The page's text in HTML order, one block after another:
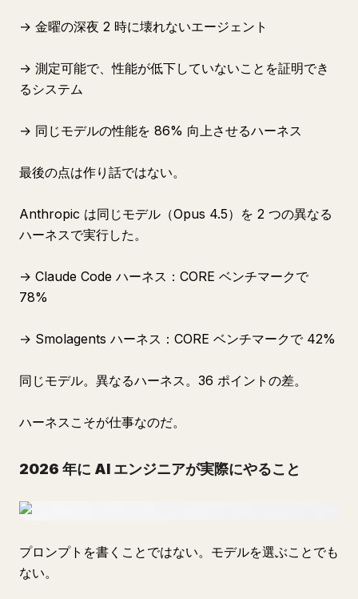
→ 金曜の深夜 2 時に壊れないエージェント
→ 測定可能で、性能が低下していないことを証明でき
るシステム
→ 同じモデルの性能を 86% 向上させるハーネス
最後の点は作り話ではない。
Anthropic は同じモデル（Opus 4.5）を 2 つの異なる
ハーネスで実行した。
→ Claude Code ハーネス：CORE ベンチマークで
78%
→ Smolagents ハーネス：CORE ベンチマークで 42%
同じモデル。異なるハーネス。36 ポイントの差。
ハーネスこそが仕事なのだ。
2026 年に AI エンジニアが実際にやること
プロンプトを書くことではない。モデルを選ぶことでも
ない。